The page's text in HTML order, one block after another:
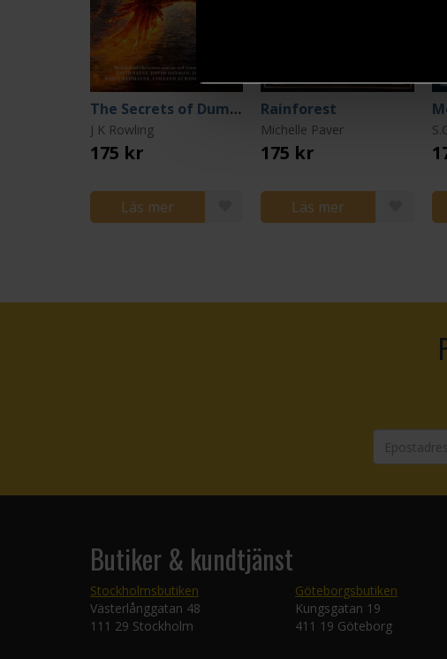
The Secrets of Dumbledore: The Complete Screenplay
J K Rowling
175 kr
Läs mer
Rainforest
Michelle Paver
175 kr
Läs mer
Butiker & kundtjänst
Stockholmsbutiken
Västerlånggatan 48
111 29 Stockholm
Göteborgsbutiken
Kungsgatan 19
411 19 Göteborg